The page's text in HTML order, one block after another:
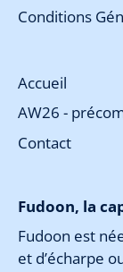
Conditions
Accueil
AW26 -
Contact
Fudoon, la
Fudoon est
et d’écharpe